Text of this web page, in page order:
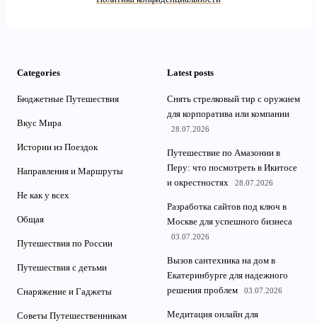
Categories
Бюджетные Путешествия
Вкус Мира
Истории из Поездок
Направления и Маршруты
Не как у всех
Общая
Путешествия по России
Путешествия с детьми
Снаряжение и Гаджеты
Советы Путешественникам
Latest posts
Снять стрелковый тир с оружием
для корпоратива или компании
28.07.2026
Путешествие по Амазонии в
Перу: что посмотреть в Икитосе
и окрестностях
28.07.2026
Разработка сайтов под ключ в
Москве для успешного бизнеса
03.07.2026
Вызов сантехника на дом в
Екатеринбурге для надежного
решения проблем
03.07.2026
Медитация онлайн для